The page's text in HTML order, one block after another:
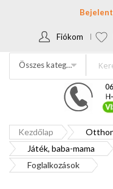
Fiókom
Összes kategória
Kezdőlap
Játék, baba-mama
Foglalkozások